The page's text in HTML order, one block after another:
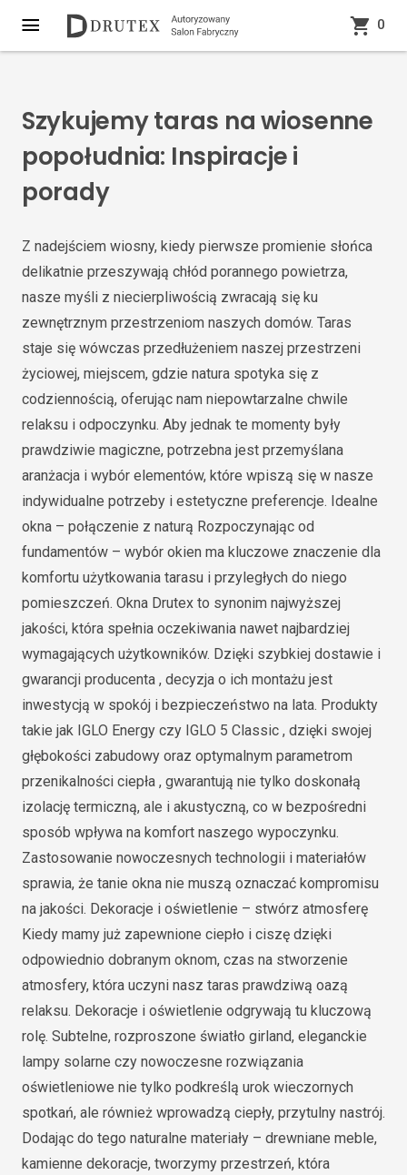
0
Szykujemy taras na wiosenne
popołudnia: Inspiracje i
porady
Z nadejściem wiosny, kiedy pierwsze promienie słońca
delikatnie przeszywają chłód porannego powietrza,
nasze myśli z niecierpliwością zwracają się ku
zewnętrznym przestrzeniom naszych domów. Taras
staje się wówczas przedłużeniem naszej przestrzeni
życiowej, miejscem, gdzie natura spotyka się z
codziennością, oferując nam niepowtarzalne chwile
relaksu i odpoczynku. Aby jednak te momenty były
prawdziwie magiczne, potrzebna jest przemyślana
aranżacja i wybór elementów, które wpiszą się w nasze
indywidualne potrzeby i estetyczne preferencje. Idealne
okna – połączenie z naturą Rozpoczynając od
fundamentów – wybór okien ma kluczowe znaczenie dla
komfortu użytkowania tarasu i przyległych do niego
pomieszczeń. Okna Drutex to synonim najwyższej
jakości, która spełnia oczekiwania nawet najbardziej
wymagających użytkowników. Dzięki szybkiej dostawie i
gwarancji producenta , decyzja o ich montażu jest
inwestycją w spokój i bezpieczeństwo na lata. Produkty
takie jak IGLO Energy czy IGLO 5 Classic , dzięki swojej
głębokości zabudowy oraz optymalnym parametrom
przenikalności ciepła , gwarantują nie tylko doskonałą
izolację termiczną, ale i akustyczną, co w bezpośredni
sposób wpływa na komfort naszego wypoczynku.
Zastosowanie nowoczesnych technologii i materiałów
sprawia, że tanie okna nie muszą oznaczać kompromisu
na jakości. Dekoracje i oświetlenie – stwórz atmosferę
Kiedy mamy już zapewnione ciepło i ciszę dzięki
odpowiednio dobranym oknom, czas na stworzenie
atmosfery, która uczyni nasz taras prawdziwą oazą
relaksu. Dekoracje i oświetlenie odgrywają tu kluczową
rolę. Subtelne, rozproszone światło girland, eleganckie
lampy solarne czy nowoczesne rozwiązania
oświetleniowe nie tylko podkreślą urok wieczornych
spotkań, ale również wprowadzą ciepły, przytulny nastrój.
Dodając do tego naturalne materiały – drewniane meble,
kamienne dekoracje, tworzymy przestrzeń, która